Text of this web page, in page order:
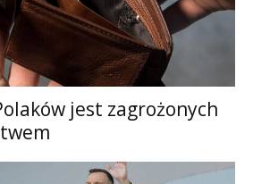
jest zagrożonych